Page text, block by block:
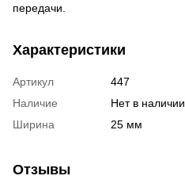
передачи.
Характеристики
Артикул
447
Наличие
Нет в наличии
Ширина
25 мм
Отзывы